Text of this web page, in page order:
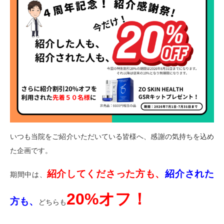
いつも当院をご紹介いただいている皆様へ、感謝の気持ちを込め
た企画です。
期間中は、 紹介してくださった方も、紹介された
方も、 どちらも20%オフ！